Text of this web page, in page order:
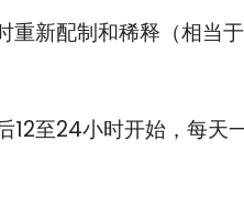
新配制和稀释（相当
至24小时开始，每天